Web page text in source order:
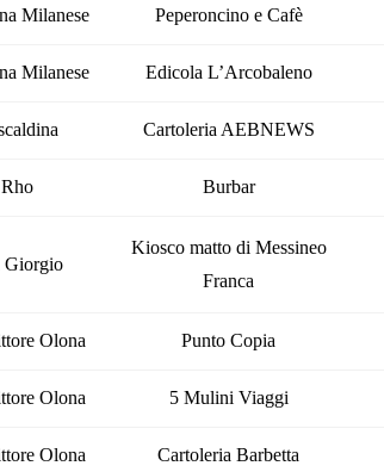
Milanese Peperoncino e Cafè
Milanese Edicola L’Arcobaleno
Cartoleria AEBNEWS
Rho Burbar
Giorgio
Kiosco matto di Messineo
Franca
Olona Punto Copia
Olona 5 Mulini Viaggi
Olona Cartoleria Barbetta